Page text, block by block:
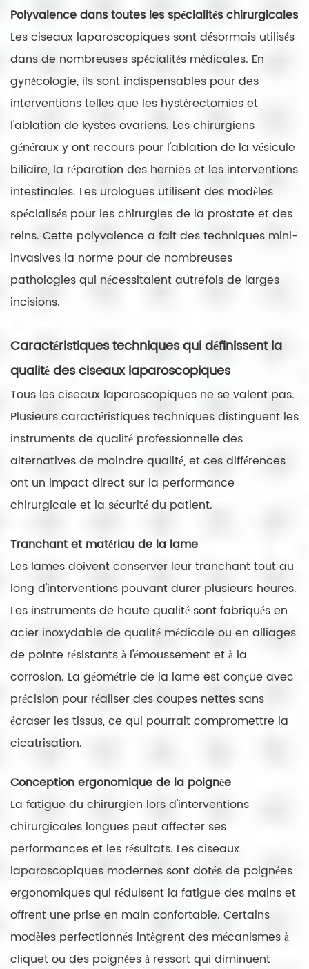
Polyvalence dans toutes les spécialités chirurgicales
Les ciseaux laparoscopiques sont désormais utilisés
dans de nombreuses spécialités médicales. En
gynécologie, ils sont indispensables pour des
interventions telles que les hystérectomies et
l'ablation de kystes ovariens. Les chirurgiens
généraux y ont recours pour l'ablation de la vésicule
biliaire, la réparation des hernies et les interventions
intestinales. Les urologues utilisent des modèles
spécialisés pour les chirurgies de la prostate et des
reins. Cette polyvalence a fait des techniques mini-
invasives la norme pour de nombreuses
pathologies qui nécessitaient autrefois de larges
incisions.
Caractéristiques techniques qui définissent la
qualité des ciseaux laparoscopiques
Tous les ciseaux laparoscopiques ne se valent pas.
Plusieurs caractéristiques techniques distinguent les
instruments de qualité professionnelle des
alternatives de moindre qualité, et ces différences
ont un impact direct sur la performance
chirurgicale et la sécurité du patient.
Tranchant et matériau de la lame
Les lames doivent conserver leur tranchant tout au
long d'interventions pouvant durer plusieurs heures.
Les instruments de haute qualité sont fabriqués en
acier inoxydable de qualité médicale ou en alliages
de pointe résistants à l'émoussement et à la
corrosion. La géométrie de la lame est conçue avec
précision pour réaliser des coupes nettes sans
écraser les tissus, ce qui pourrait compromettre la
cicatrisation.
Conception ergonomique de la poignée
La fatigue du chirurgien lors d'interventions
chirurgicales longues peut affecter ses
performances et les résultats. Les ciseaux
laparoscopiques modernes sont dotés de poignées
ergonomiques qui réduisent la fatigue des mains et
offrent une prise en main confortable. Certains
modèles perfectionnés intègrent des mécanismes à
cliquet ou des poignées à ressort qui diminuent